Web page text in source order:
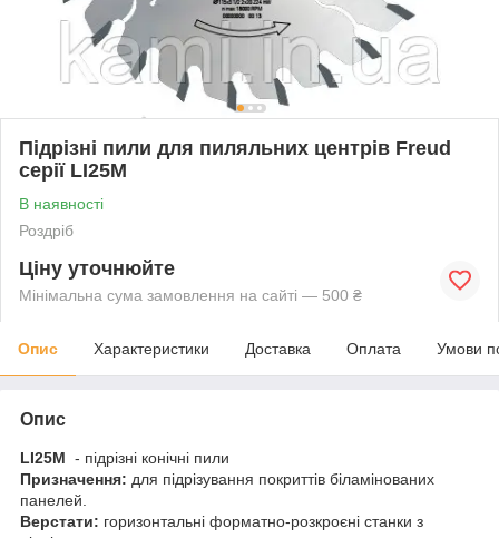
Підрізні пили для пиляльних центрів Freud
серії LI25M
В наявності
Роздріб
Ціну уточнюйте
Мінімальна сума замовлення на сайті — 500 ₴
Опис Характеристики Доставка Оплата Умови
Опис
LI25M - підрізні конічні пили
Призначення: для підрізування покриттів біламінованих
панелей.
Верстати: горизонтальні форматно-розкроєні станки з